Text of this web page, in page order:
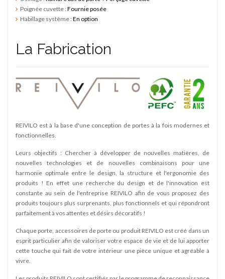
Poignée cuvette : Fournie posée
Habillage système : En option
La Fabrication
REIVILO est à la base d'une conception de portes à la fois modernes et
fonctionnelles.
Leurs objectifs : Chercher à développer de nouvelles matières, de
nouvelles technologies et de nouvelles combinaisons pour une
harmonie optimale entre le design, la structure et l'ergonomie des
produits ! En effet une recherche du design et de l'innovation est
constante au sein de l'entreprise REIVILO afin de vous proposez des
produits toujours plus surprenants, plus fonctionnels et qui répondront
parfaitement à vos attentes et désirs décoratifs !
Chaque porte, accessoires de porte ou produit REIVILO est créé dans un
esprit particulier afin de valoriser votre espace de vie et de lui apporter
cette touche qui fait de votre intérieur une pièce unique et agréable à
vivre.